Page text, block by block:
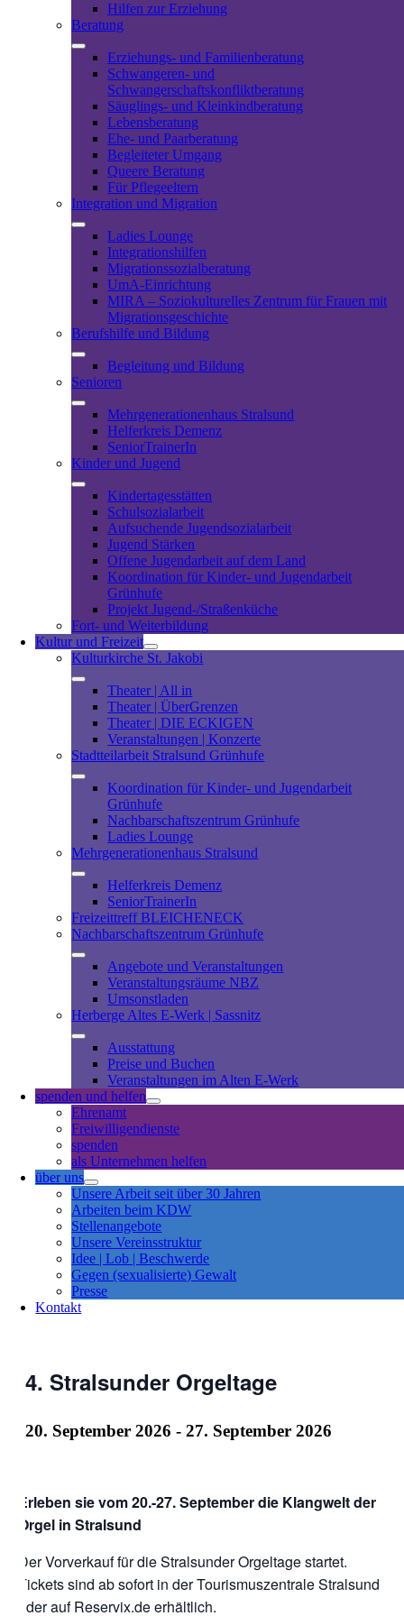
Hilfen zur Erziehung
Beratung
Erziehungs- und Familienberatung
Schwangeren- und
Schwangerschaftskonfliktberatung
Säuglings- und Kleinkindberatung
Lebensberatung
Ehe- und Paarberatung
Begleiteter Umgang
Queere Beratung
Für Pflegeeltern
Integration und Migration
Ladies Lounge
Integrationshilfen
Migrationssozialberatung
UmA-Einrichtung
MIRA – Soziokulturelles Zentrum für Frauen mit
Migrationsgeschichte
Berufshilfe und Bildung
Begleitung und Bildung
Senioren
Mehrgenerationenhaus Stralsund
Helferkreis Demenz
SeniorTrainerIn
Kinder und Jugend
Kindertagesstätten
Schulsozialarbeit
Aufsuchende Jugendsozialarbeit
Jugend Stärken
Offene Jugendarbeit auf dem Land
Koordination für Kinder- und Jugendarbeit
Grünhufe
Projekt Jugend-/Straßenküche
Fort- und Weiterbildung
Kultur und Freizeit
Kulturkirche St. Jakobi
Theater | All in
Theater | ÜberGrenzen
Theater | DIE ECKIGEN
Veranstaltungen | Konzerte
Stadtteilarbeit Stralsund Grünhufe
Koordination für Kinder- und Jugendarbeit
Grünhufe
Nachbarschaftszentrum Grünhufe
Ladies Lounge
Mehrgenerationenhaus Stralsund
Helferkreis Demenz
SeniorTrainerIn
Freizeittreff BLEICHENECK
Nachbarschaftszentrum Grünhufe
Angebote und Veranstaltungen
Veranstaltungsräume NBZ
Umsonstladen
Herberge Altes E-Werk | Sassnitz
Ausstattung
Preise und Buchen
Veranstaltungen im Alten E-Werk
spenden und helfen
Ehrenamt
Freiwilligendienste
spenden
als Unternehmen helfen
über uns
Unsere Arbeit seit über 30 Jahren
Arbeiten beim KDW
Stellenangebote
Unsere Vereinsstruktur
Idee | Lob | Beschwerde
Gegen (sexualisierte) Gewalt
Presse
Kontakt
4. Stralsunder Orgeltage
20. September 2026 - 27. September 2026
Erleben sie vom 20.-27. September die Klangwelt der
Orgel in Stralsund
Der Vorverkauf für die Stralsunder Orgeltage startet.
Tickets sind ab sofort in der Tourismuszentrale Stralsund
oder aufReservix.deerhältlich.